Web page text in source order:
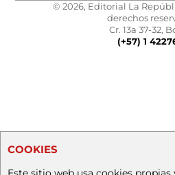
© 2026, Editorial La
derechos
Cr. 13a 37-32,
(+57) 1
COOKIES